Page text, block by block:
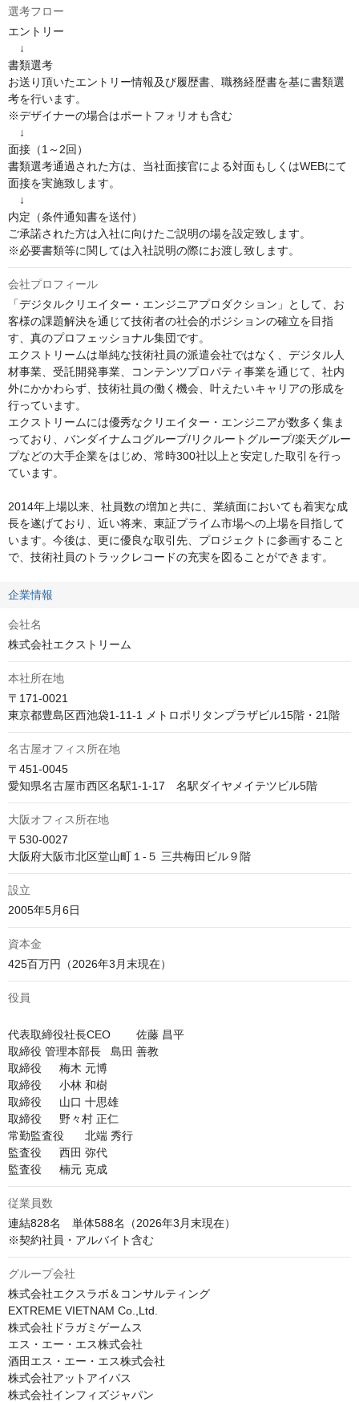
選考フロー
エントリー
↓
書類選考
お送り頂いたエントリー情報及び履歴書、職務経歴書を基に書類選
考を行います。
※デザイナーの場合はポートフォリオも含む
↓
面接（1～2回）
書類選考通過された方は、当社面接官による対面もしくはWEBにて
面接を実施致します。
↓
内定（条件通知書を送付）
ご承諾された方は入社に向けたご説明の場を設定致します。
※必要書類等に関しては入社説明の際にお渡し致します。
会社プロフィール
「デジタルクリエイター・エンジニアプロダクション」として、お
客様の課題解決を通じて技術者の社会的ポジションの確立を目指
す、真のプロフェッショナル集団です。
エクストリームは単純な技術社員の派遣会社ではなく、デジタル人
材事業、受託開発事業、コンテンツプロパティ事業を通じて、社内
外にかかわらず、技術社員の働く機会、叶えたいキャリアの形成を
行っています。
エクストリームには優秀なクリエイター・エンジニアが数多く集ま
っており、バンダイナムコグループ/リクルートグループ/楽天グルー
プなどの大手企業をはじめ、常時300社以上と安定した取引を行っ
ています。
2014年上場以来、社員数の増加と共に、業績面においても着実な成
長を遂げており、近い将来、東証プライム市場への上場を目指して
います。今後は、更に優良な取引先、プロジェクトに参画すること
で、技術社員のトラックレコードの充実を図ることができます。
企業情報
会社名
株式会社エクストリーム
本社所在地
〒171-0021
東京都豊島区西池袋1-11-1 メトロポリタンプラザビル15階・21階
名古屋オフィス所在地
〒451-0045
愛知県名古屋市西区名駅1-1-17　名駅ダイヤメイテツビル5階
大阪オフィス所在地
〒530-0027
大阪府大阪市北区堂山町１-５ 三共梅田ビル９階
設立
2005年5月6日
資本金
役員
代表取締役社長CEO	佐藤 昌平
取締役 管理本部長	島田 善教
取締役	梅木 元博
取締役	小林 和樹
取締役	山口 十思雄
取締役	野々村 正仁
常勤監査役	北端 秀行
監査役	西田 弥代
従業員数
連結828名　単体588名（2026年3⽉末現在）
※契約社員・アルバイト含む
グループ会社
株式会社エクスラボ＆コンサルティング
EXTREME VIETNAM Co.,Ltd.
株式会社ドラガミゲームス
エス・エー・エス株式会社
酒田エス・エー・エス株式会社
株式会社アットアイパス
株式会社インフィズジャパン